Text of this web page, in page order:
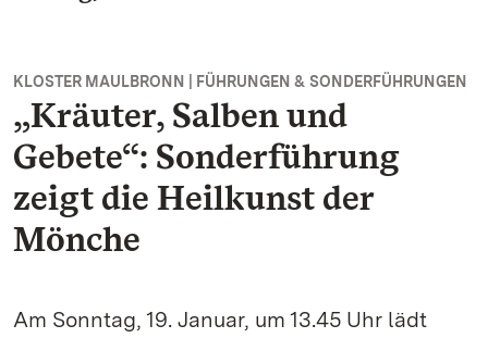
KLOSTER MAULBRONN | FÜHRUNGEN & SONDERFÜHRUNGEN
„Kräuter, Salben und
Gebete“: Sonderführung
zeigt die Heilkunst der
Mönche
Am Sonntag, 19. Januar, um 13.45 Uhr lädt